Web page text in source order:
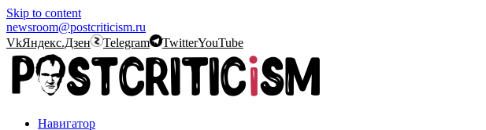
Skip to content
newsroom@postcriticism.ru
VkЯндекс.Дзен Telegram TwitterYouTube
Навигатор